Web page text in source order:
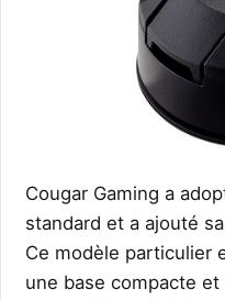
Cougar Gaming a
standard et a ajouté
Ce modèle particulier
une base compacte